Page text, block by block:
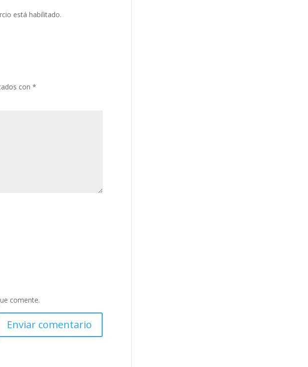
está habilitado.
con*
comente.